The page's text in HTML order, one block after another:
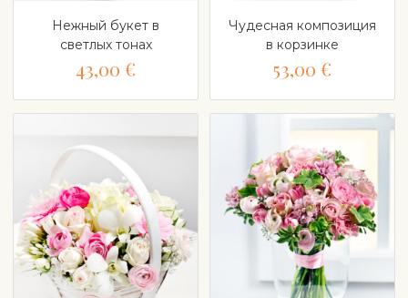
Нежный букет в
светлых тонах
43,00 €
Чудесная композиция
в корзинке
53,00 €